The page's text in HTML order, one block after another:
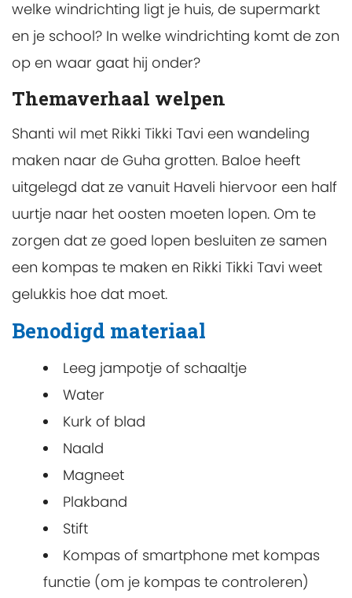
welke windrichting ligt je huis, de supermarkt
en je school? In welke windrichting komt de zon
op en waar gaat hij onder?
Themaverhaal welpen
Shanti wil met Rikki Tikki Tavi een wandeling
maken naar de Guha grotten. Baloe heeft
uitgelegd dat ze vanuit Haveli hiervoor een half
uurtje naar het oosten moeten lopen. Om te
zorgen dat ze goed lopen besluiten ze samen
een kompas te maken en Rikki Tikki Tavi weet
gelukkis hoe dat moet.
Benodigd materiaal
Leeg jampotje of schaaltje
Water
Kurk of blad
Naald
Magneet
Plakband
Stift
Kompas of smartphone met kompas
functie (om je kompas te controleren)